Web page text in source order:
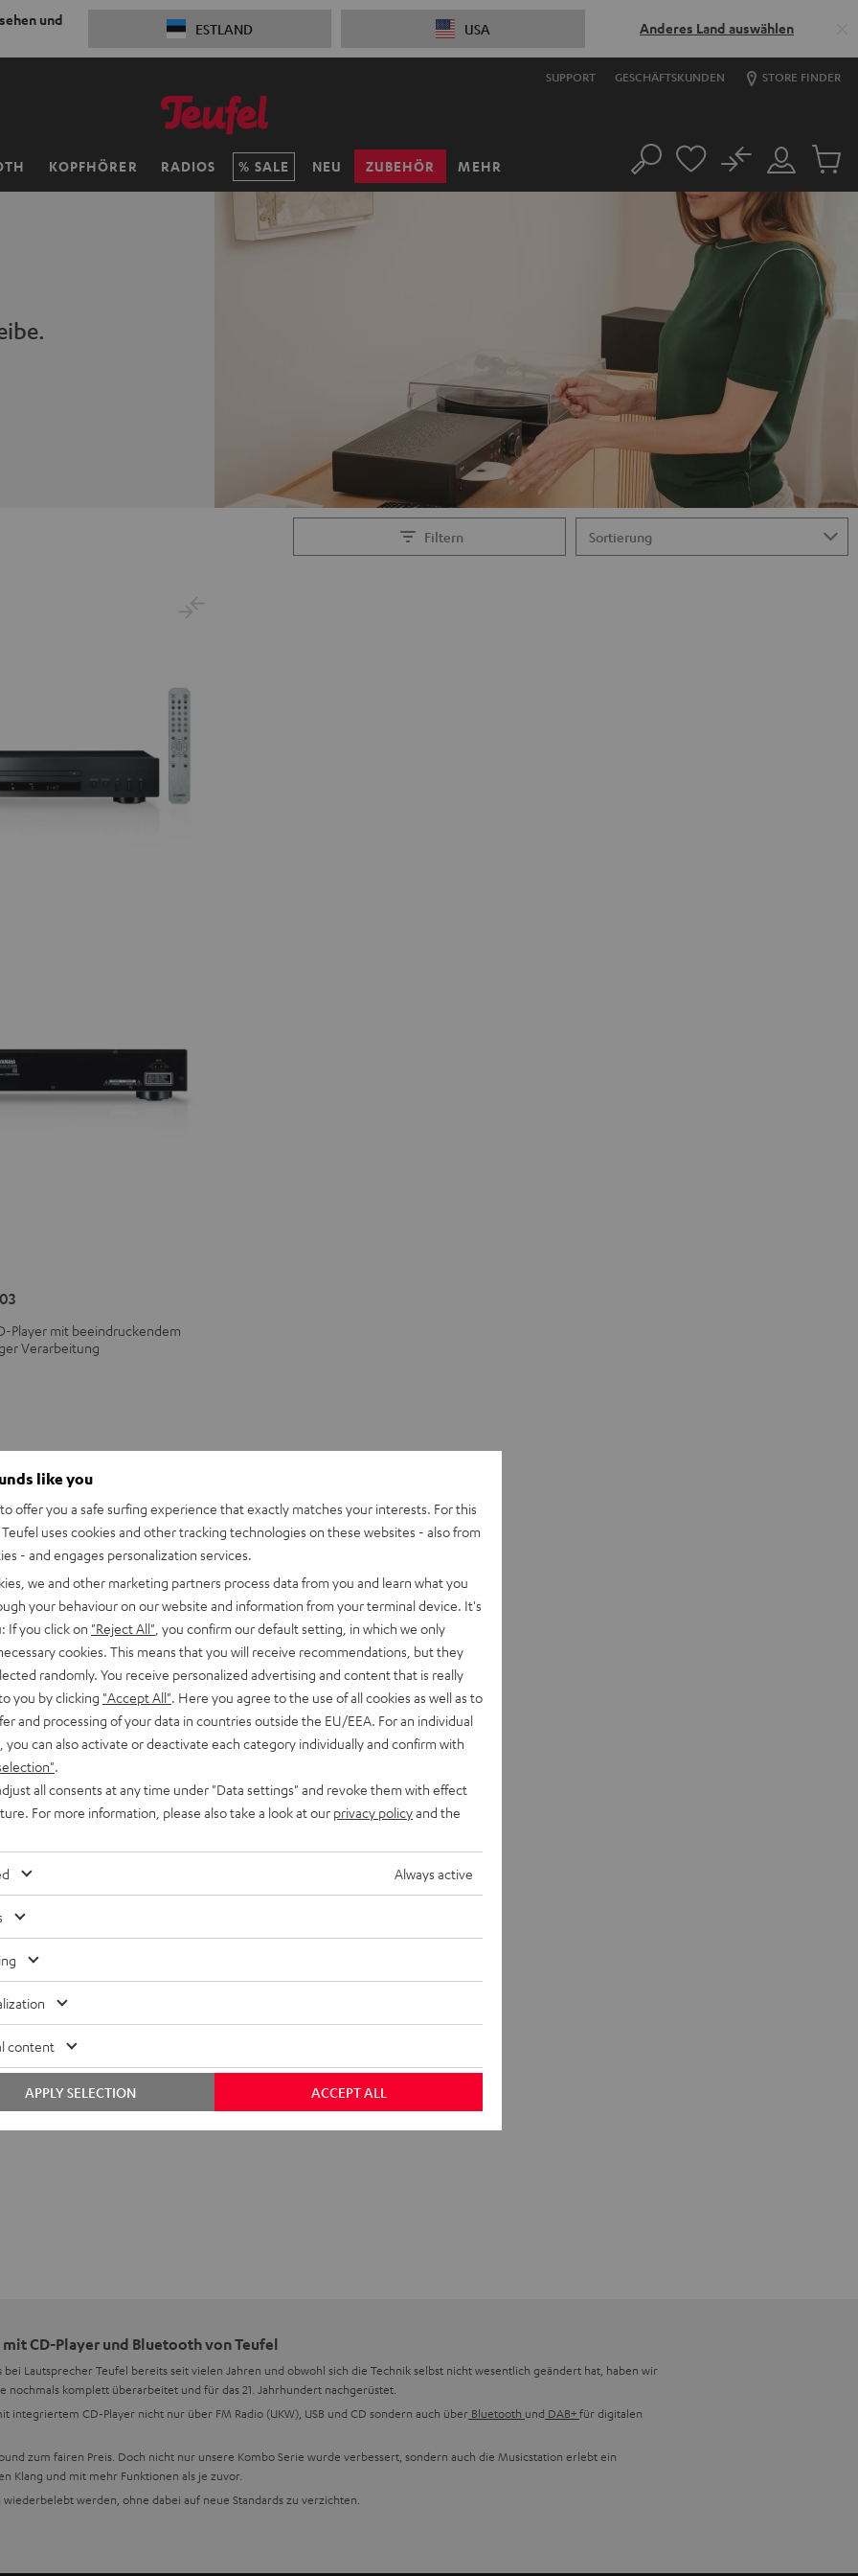
und
ESTLAND USA Anderes Land auswählen
SUPPORT GESCHÄFTSKUNDEN STORE FINDER
KOPFHÖRER RADIOS SALE NEU ZUBEHÖR MEHR Suche
Mein
Konto
No
Artikel
Filtern
Player mit beeindruckendem
Verarbeitung
CD-Player und Bluetooth von Teufel
bei Lautsprecher Teufel bereits seit vielen Jahren und obwohl sich die Technik selbst nicht wesentlich geändert hat, haben wir
nochmals komplett überarbeitet und für das 21. Jahrhundert nachgerüstet.
integriertem CD-Player nicht nur über FM Radio (UKW), USB und CD sondern auch über Bluetooth und DAB+für digitalen
zum fairen Preis. Doch nicht nur unsere Kombo Serie wurde verbessert, sondern auch die Musicstation erlebt ein
Klang und mit mehr Funktionen als je zuvor.
werden, ohne dabei auf neue Standards zu verzichten.
like you
offer you a safe surfing experience that exactly matches your interests. For this
uses cookies and other tracking technologies on these websites - also from
- and engages personalization services.
we and other marketing partners process data from you and learn what you
your behaviour on our website and information from your terminal device. It's
If you click on "Reject All" , you confirm our default setting, in which we only
cookies. This means that you will receive recommendations, but they
randomly. You receive personalized advertising and content that is really
you by clicking "Accept All". Here you agree to the use of all cookies as well as to
and processing of your data in countries outside the EU/EEA. For an individual
you can also activate or deactivate each category individually and confirm with
.
all consents at any time under "Data settings" and revoke them with effect
For more information, please also take a look at our privacy policyand the
Always active
content
ACCEPT ALL
APPLY SELECTION